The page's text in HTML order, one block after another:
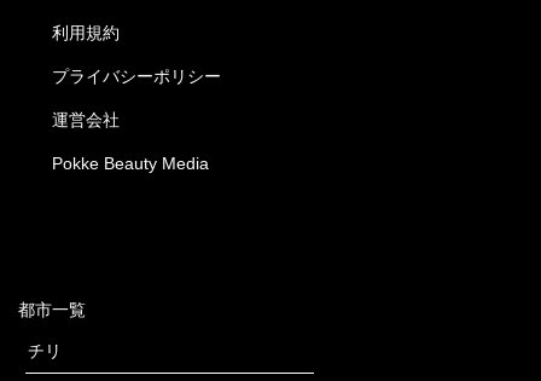
利用規約
プライバシーポリシー
運営会社
Pokke Beauty Media
都市一覧
チリ